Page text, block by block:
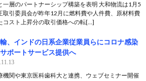
一層のパートナーシップ構築を表明 大和物流は1月5
取引委員会が昨年12月に燃料費や人件費、原材料費
コスト上昇分の取引価格への転[…]
、インドの日系企業従業員らにコロナ感染
ポートサービス提供へ
機関や東京医科歯科大と連携、ウェブセミナー開催